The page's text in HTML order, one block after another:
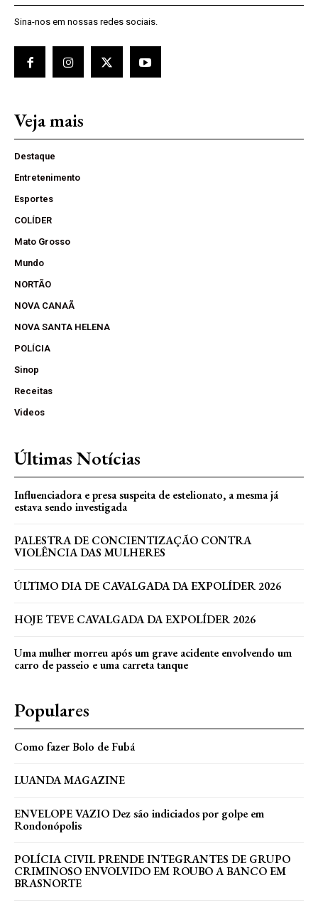
Sina-nos em nossas redes sociais.
Veja mais
Destaque
Entretenimento
Esportes
COLÍDER
Mato Grosso
Mundo
NORTÃO
NOVA CANAÃ
NOVA SANTA HELENA
POLÍCIA
Sinop
Receitas
Videos
Últimas Notícias
Influenciadora e presa suspeita de estelionato, a mesma já
estava sendo investigada
PALESTRA DE CONCIENTIZAÇÃO CONTRA
VIOLÊNCIA DAS MULHERES
ÚLTIMO DIA DE CAVALGADA DA EXPOLÍDER 2026
HOJE TEVE CAVALGADA DA EXPOLÍDER 2026
Uma mulher morreu após um grave acidente envolvendo um
carro de passeio e uma carreta tanque
Populares
Como fazer Bolo de Fubá
LUANDA MAGAZINE
ENVELOPE VAZIO Dez são indiciados por golpe em
Rondonópolis
POLÍCIA CIVIL PRENDE INTEGRANTES DE GRUPO
CRIMINOSO ENVOLVIDO EM ROUBO A BANCO EM
BRASNORTE